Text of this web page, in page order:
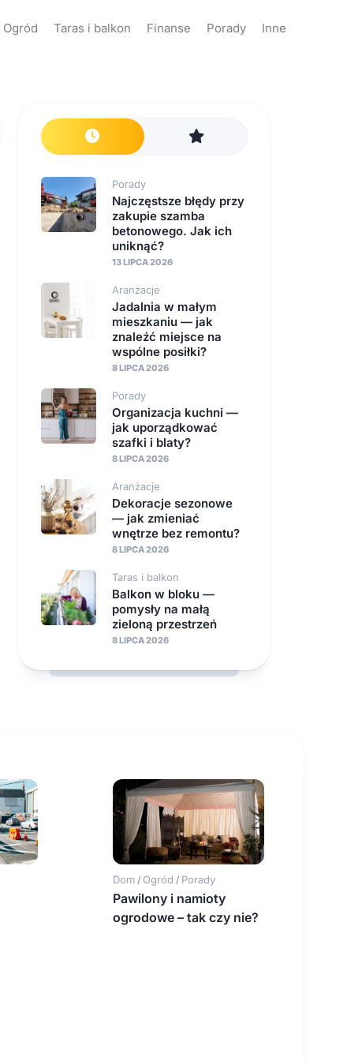
Ogród Taras i balkon Finanse Porady
Inne
Porady
Najczęstsze błędy przy
zakupie szamba
betonowego. Jak ich
uniknąć?
13 LIPCA 2026
Aranżacje
Jadalnia w małym
mieszkaniu — jak
znaleźć miejsce na
wspólne posiłki?
8 LIPCA 2026
Porady
Organizacja kuchni —
jak uporządkować
szafki i blaty?
8 LIPCA 2026
Aranżacje
Dekoracje sezonowe
— jak zmieniać
wnętrze bez remontu?
8 LIPCA 2026
Taras i balkon
Balkon w bloku —
pomysły na małą
zieloną przestrzeń
8 LIPCA 2026
Dom / Ogród / Porady
Pawilony i namioty
ogrodowe – tak czy nie?